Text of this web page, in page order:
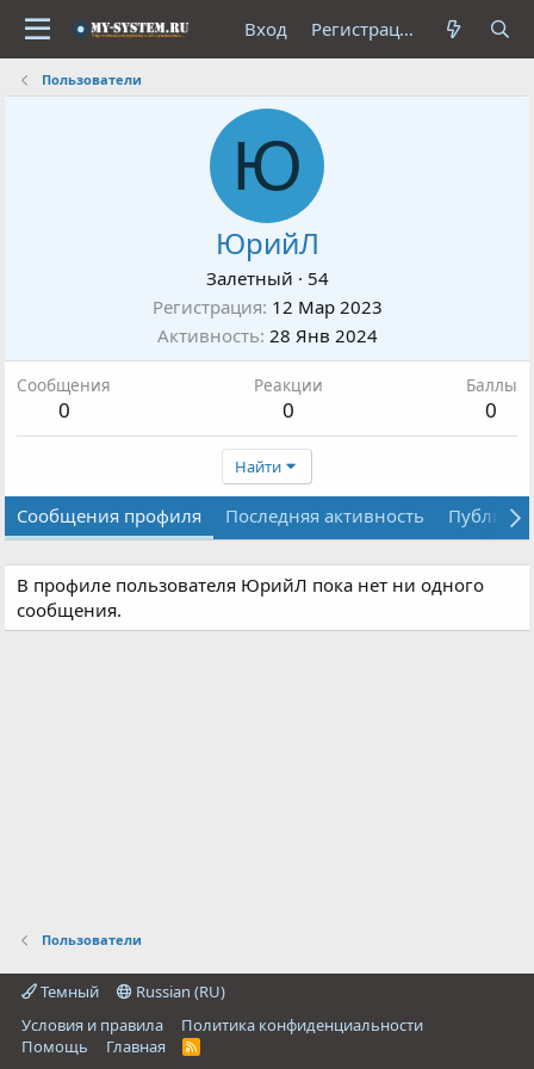
Вход Регистрация
Пользователи
Ю
ЮрийЛ
Залетный · 54
Регистрация 12 Мар 2023
Активность 28 Янв 2024
Сообщения
0
Реакции
0
Баллы
0
Найти
Сообщения профиля Последняя активность
В профиле пользователя ЮрийЛ пока нет ни одного
сообщения.
Пользователи
Темный
Russian (RU)
Условия и правила
Политика конфиденциальности
Помощь
Главная
R